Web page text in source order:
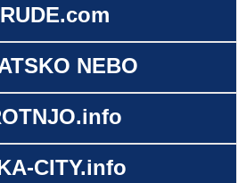
NEBO
CITY.info